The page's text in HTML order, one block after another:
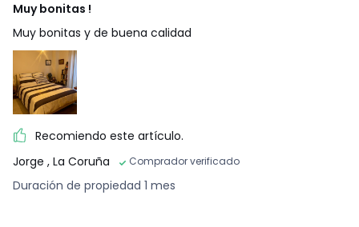
Muy bonitas !
Muy bonitas y de buena calidad
Recomiendo este artículo.
Jorge , La Coruña Comprador verificado
Duración de propiedad 1 mes